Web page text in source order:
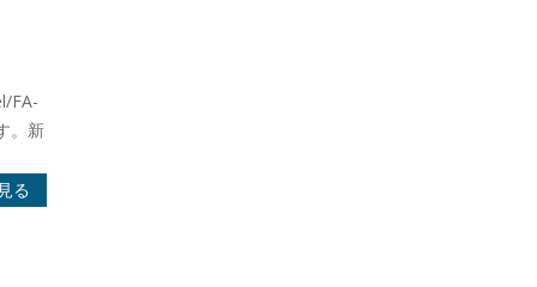
FA-
。新
る